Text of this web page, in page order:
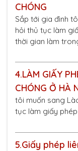
CHÓNG
Sắp tới gia đình
hỏi thủ tục làm
thời gian làm
4.LÀM GIẤY
CHÓNG Ở HÀ
tôi muốn sang
tục làm giấy
5.Giấy phép